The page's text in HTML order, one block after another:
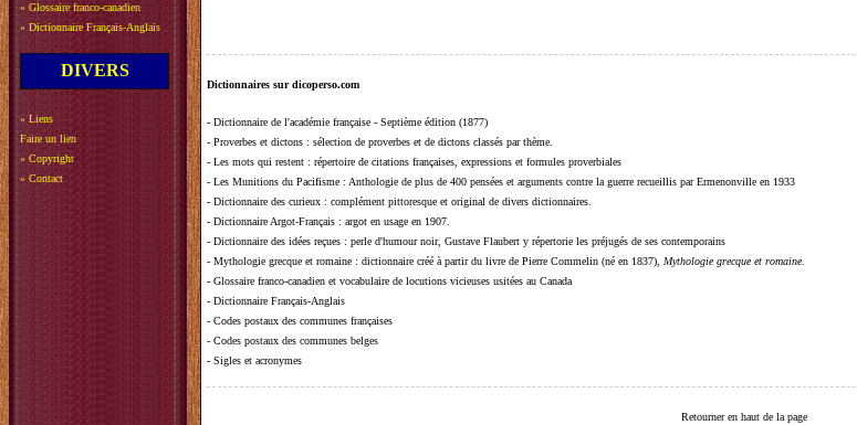
» Glossaire franco-canadien
» Dictionnaire Français-Anglais
DIVERS
» Liens
Faire un lien
» Copyright
» Contact
Dictionnaires sur dicoperso.com
- Dictionnaire de l'académie française - Septième édition (1877)
- Proverbes et dictons : sélection de proverbes et de dictons classés par thème.
- Les mots qui restent : répertoire de citations françaises, expressions et formules proverbiales
- Les Munitions du Pacifisme : Anthologie de plus de 400 pensées et arguments contre la guerre recueillis par Ermenonville en 1933
- Dictionnaire des curieux : complément pittoresque et original de divers dictionnaires.
- Dictionnaire Argot-Français : argot en usage en 1907.
- Dictionnaire des idées reçues : perle d'humour noir, Gustave Flaubert y répertorie les préjugés de ses contemporains
- Mythologie grecque et romaine : dictionnaire créé à partir du livre de Pierre Commelin (né en 1837), Mythologie grecque et romaine.
- Glossaire franco-canadien et vocabulaire de locutions vicieuses usitées au Canada
- Dictionnaire Français-Anglais
- Codes postaux des communes françaises
- Codes postaux des communes belges
- Sigles et acronymes
Retourner en haut de la page